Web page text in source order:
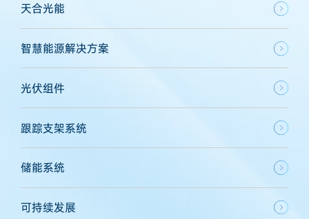
天合光能
智慧能源解决方案
光伏组件
跟踪支架系统
储能系统
可持续发展